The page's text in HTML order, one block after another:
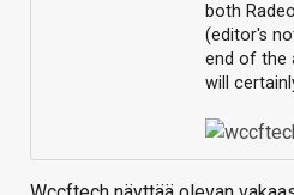
both
(editor's
end of the
will